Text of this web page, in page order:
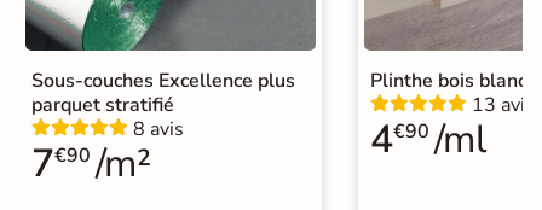
Plancher
Oui
Isolation phonique Absorption du bruit de 18 dB
Conditionnement
Sous-couches Excellence plus
parquet stratifié
8 avis
7€90 /m²
Plinthe bois blanc
13 avis
4€90 /ml